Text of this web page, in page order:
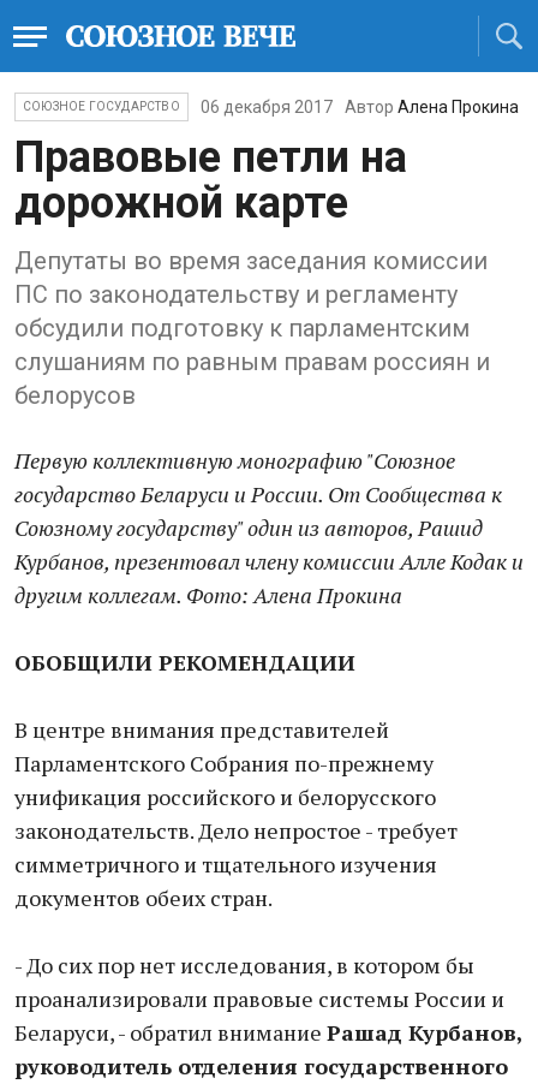
СОЮЗНОЕ ГОСУДАРСТВО 06 декабря 2017 Автор Алена Прокина
Правовые петли на
дорожной карте
Депутаты во время заседания комиссии
ПС по законодательству и регламенту
обсудили подготовку к парламентским
слушаниям по равным правам россиян и
белорусов
Первую коллективную монографию "Союзное
государство Беларуси и России. От Сообщества к
Союзному государству" один из авторов, Рашид
Курбанов, презентовал члену комиссии Алле Кодак и
другим коллегам. Фото: Алена Прокина
ОБОБЩИЛИ РЕКОМЕНДАЦИИ
В центре внимания представителей
Парламентского Cобрания по-прежнему
унификация российского и белорусского
законодательств. Дело непростое - требует
симметричного и тщательного изучения
документов обеих стран.
- До сих пор нет исследования, в котором бы
проанализировали правовые системы России и
Беларуси, - обратил внимание Рашад Курбанов,
руководитель отделения государственного